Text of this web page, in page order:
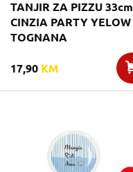
TANJIR ZA PIZZU 33cm
CINZIA PARTY YELOW
TOGNANA
17,90 KM